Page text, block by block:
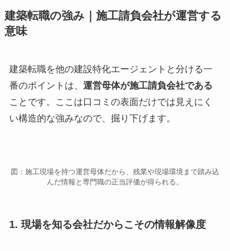
建築転職の強み｜施工請負会社が運営する
意味
建築転職を他の建設特化エージェントと分ける一
番のポイントは、 運営母体が施工請負会社である
ことです。ここは口コミの表面だけでは見えにく
い構造的な強みなので、掘り下げます。
図：施工現場を持つ運営母体だから、残業や現場環境まで踏み込
んだ情報と専門職の正当評価が得られる。
1. 現場を知る会社だからこその情報解像度